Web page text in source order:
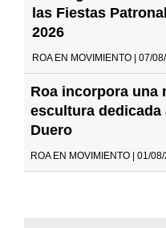
las Fiestas
2026
ROA EN MOVIMIENTO | 07/
Roa incorpora una
escultura dedicada
Duero
ROA EN MOVIMIENTO | 01/